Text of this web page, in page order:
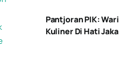
Pantjoran PIK:
Kuliner Di Hati